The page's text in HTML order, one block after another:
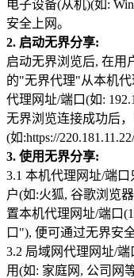
电子设备(从机)(如:
安全上网。
2. 启动无界分享:
启动无界浏览后, 在用
的"无界代理"从本机代
代理网址/端口(如:
无界浏览连接成功后
(如:https://
3. 使用无界分享:
3.1 本机代理网址/端
户(如:火狐, 谷歌浏览
置本机代理网址/端口
口"), 便可通过无界安
3.2 局域网代理网址/
用(如: 家庭网, 公司网